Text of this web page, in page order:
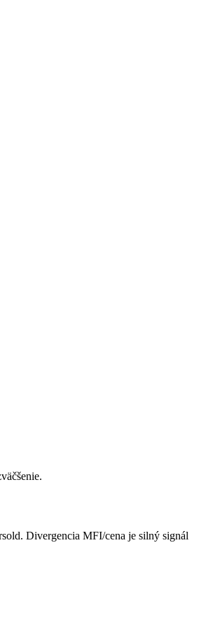
Divergencia MFI/cena je silný signál